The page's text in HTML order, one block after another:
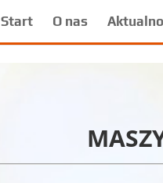
Start O nas